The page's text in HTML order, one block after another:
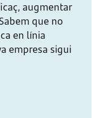
augmentar
que no
en línia
empresa sigui